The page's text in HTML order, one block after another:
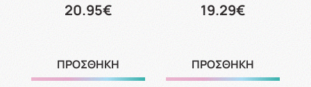
20.95€
ΠΡΟΣΘΗΚΗ
19.29€
ΠΡΟΣΘΗΚΗ